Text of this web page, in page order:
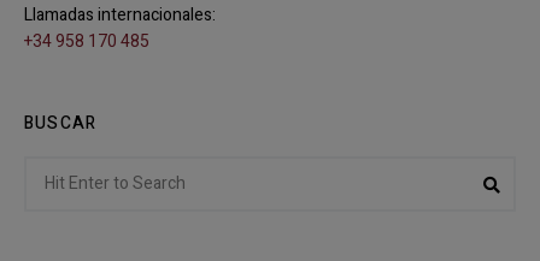
Llamadas internacionales:
+34 958 170 485
BUSCAR
for: